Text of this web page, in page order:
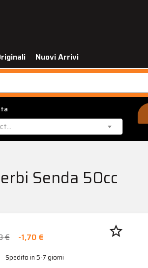
Nuovi Arrivi
Senda 50cc
€ -1,70 €
Spedito in 5-7 giorni
star_border